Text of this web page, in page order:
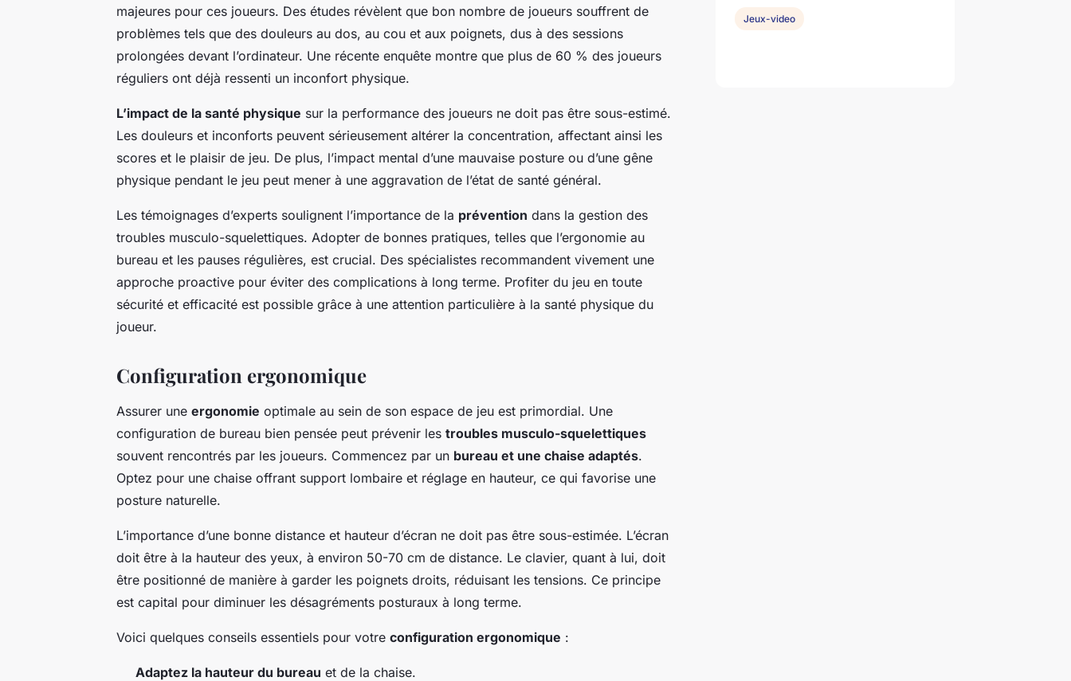
majeures pour ces joueurs. Des études révèlent que bon nombre de joueurs souffrent de
problèmes tels que des douleurs au dos, au cou et aux poignets, dus à des sessions
prolongées devant l’ordinateur. Une récente enquête montre que plus de 60 % des joueurs
réguliers ont déjà ressenti un inconfort physique.
L’impact de la santé physique sur la performance des joueurs ne doit pas être sous-estimé.
Les douleurs et inconforts peuvent sérieusement altérer la concentration, affectant ainsi les
scores et le plaisir de jeu. De plus, l’impact mental d’une mauvaise posture ou d’une gêne
physique pendant le jeu peut mener à une aggravation de l’état de santé général.
Les témoignages d’experts soulignent l’importance de la prévention dans la gestion des
troubles musculo-squelettiques. Adopter de bonnes pratiques, telles que l’ergonomie au
bureau et les pauses régulières, est crucial. Des spécialistes recommandent vivement une
approche proactive pour éviter des complications à long terme. Profiter du jeu en toute
sécurité et efficacité est possible grâce à une attention particulière à la santé physique du
joueur.
Configuration ergonomique
Assurer une ergonomie optimale au sein de son espace de jeu est primordial. Une
configuration de bureau bien pensée peut prévenir les troubles musculo-squelettiques
souvent rencontrés par les joueurs. Commencez par un bureau et une chaise adaptés.
Optez pour une chaise offrant support lombaire et réglage en hauteur, ce qui favorise une
posture naturelle.
L’importance d’une bonne distance et hauteur d’écran ne doit pas être sous-estimée. L’écran
doit être à la hauteur des yeux, à environ 50-70 cm de distance. Le clavier, quant à lui, doit
être positionné de manière à garder les poignets droits, réduisant les tensions. Ce principe
est capital pour diminuer les désagréments posturaux à long terme.
Voici quelques conseils essentiels pour votre configuration ergonomique :
Adaptez la hauteur du bureau et de la chaise.
Jeux-video